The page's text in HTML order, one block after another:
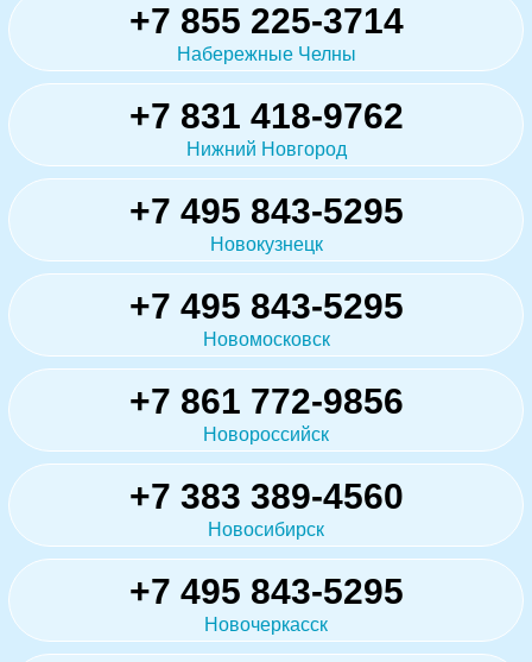
+7 855 225-3714
Набережные Челны
+7 831 418-9762
Нижний Новгород
+7 495 843-5295
Новокузнецк
+7 495 843-5295
Новомосковск
+7 861 772-9856
Новороссийск
+7 383 389-4560
Новосибирск
+7 495 843-5295
Новочеркасск